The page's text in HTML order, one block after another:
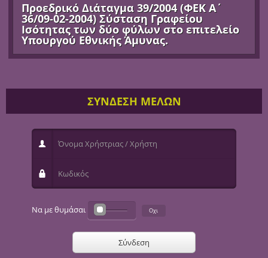
Προεδρικό Διάταγμα 39/2004 (ΦΕΚ Α΄
36/09-02-2004) Σύσταση Γραφείου
Ισότητας των δύο φύλων στο επιτελείο
Υπουργού Εθνικής Άμυνας.
ΣΥΝΔΕΣΗ ΜΕΛΩΝ
Όνομα Χρήστριας / Χρήστη
Κωδικός
Να με θυμάσαι
Σύνδεση